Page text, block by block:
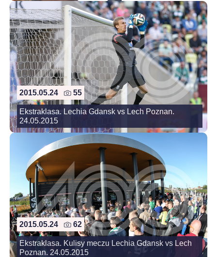
2015.05.24 55
Ekstraklasa. Lechia Gdansk vs Lech Poznan.
24.05.2015
2015.05.24 62
Ekstraklasa. Kulisy meczu Lechia Gdansk vs Lech
Poznan. 24.05.2015